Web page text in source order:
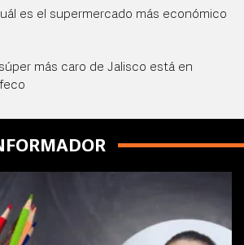
es el supermercado más económico
más caro de Jalisco está en